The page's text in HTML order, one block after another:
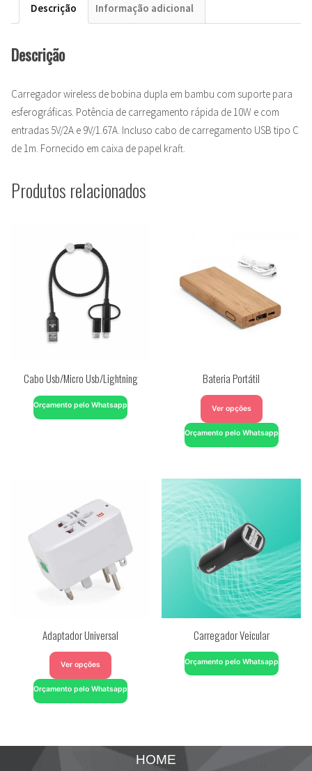
Descrição Informação adicional
Descrição
Carregador wireless de bobina dupla em bambu com suporte para
esferográficas. Potência de carregamento rápida de 10W e com
entradas 5V/2A e 9V/1.67A. Incluso cabo de carregamento USB tipo C
de 1m. Fornecido em caixa de papel kraft.
Produtos relacionados
Cabo Usb/Micro Usb/Lightning
Orçamento pelo Whatsapp
Bateria Portátil
Ver opções
Orçamento pelo Whatsapp
Adaptador Universal
Ver opções
Orçamento pelo Whatsapp
Carregador Veicular
Orçamento pelo Whatsapp
HOME